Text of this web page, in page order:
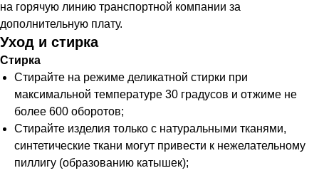
на горячую линию транспортной компании за
дополнительную плату.
Уход и стирка
Стирка
Стирайте на режиме деликатной стирки при
максимальной температуре 30 градусов и отжиме не
более 600 оборотов;
Стирайте изделия только с натуральными тканями,
синтетические ткани могут привести к нежелательному
пиллигу (образованию катышек);